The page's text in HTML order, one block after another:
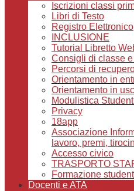
Iscrizioni classi
Libri di Testo
Registro Elettronico
INCLUSIONE
Tutorial Libretto
Consigli di classe
Percorsi di
Orientamento in
Orientamento in
Modulistica
Privacy
18app
Associazione
lavoro, premi,
Accesso civico
TRASPORTO
Formazione
Docenti e ATA